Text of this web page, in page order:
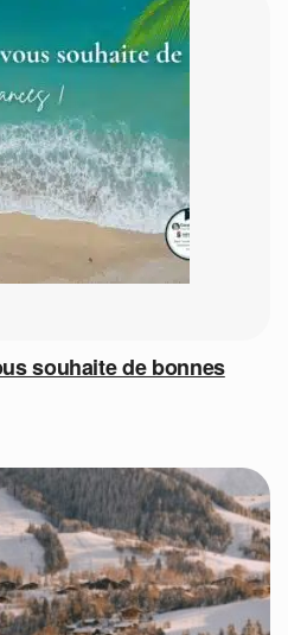
souhaite de bonnes